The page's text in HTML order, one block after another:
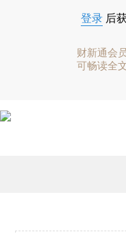
登录 后
财新通会
可畅读全